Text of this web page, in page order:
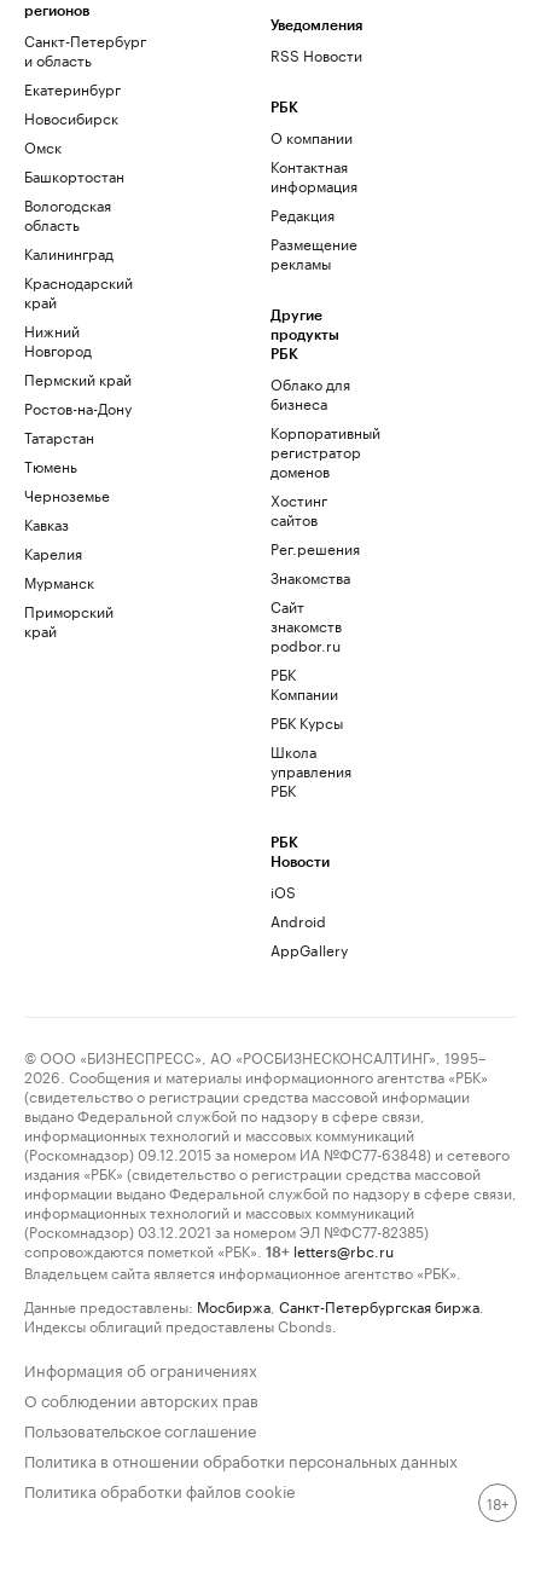
регионов
Санкт-Петербург
и область
Екатеринбург
Новосибирск
Омск
Башкортостан
Вологодская
область
Калининград
Краснодарский
край
Нижний
Новгород
Пермский край
Ростов-на-Дону
Татарстан
Тюмень
Черноземье
Кавказ
Карелия
Мурманск
Приморский
край
Уведомления
RSS Новости
РБК
О компании
Контактная
информация
Редакция
Размещение
рекламы
Другие
продукты
РБК
Облако для
бизнеса
Корпоративный
регистратор
доменов
Хостинг
сайтов
Рег.решения
Знакомства
Сайт
знакомств
podbor.ru
РБК
Компании
РБК Курсы
Школа
управления
РБК
РБК
Новости
iOS
Android
AppGallery
© ООО «БИЗНЕСПРЕСС», АО «РОСБИЗНЕСКОНСАЛТИНГ», 1995–
2026. Сообщения и материалы информационного агентства «РБК»
(свидетельство о регистрации средства массовой информации
выдано Федеральной службой по надзору в сфере связи,
информационных технологий и массовых коммуникаций
(Роскомнадзор) 09.12.2015 за номером ИА №ФС77-63848) и сетевого
издания «РБК» (свидетельство о регистрации средства массовой
информации выдано Федеральной службой по надзору в сфере связи,
информационных технологий и массовых коммуникаций
(Роскомнадзор) 03.12.2021 за номером ЭЛ №ФС77-82385)
сопровождаются пометкой «РБК».
18+ letters@rbc.ru
Владельцем сайта является информационное агентство «РБК».
Данные предоставлены: Мосбиржа Санкт-Петербургская биржа
Индексы облигаций предоставлены Cbonds.
Информация об ограничениях
О соблюдении авторских прав
Пользовательское соглашение
Политика в отношении обработки персональных данных
Политика обработки файлов cookie
18+